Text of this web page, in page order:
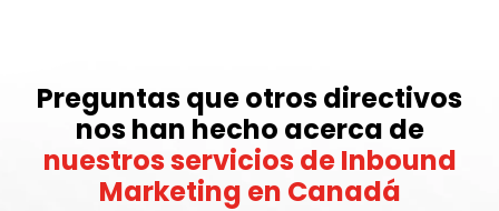
Preguntas que otros directivos
nos han hecho acerca de
nuestros servicios de Inbound
Marketing en Canadá